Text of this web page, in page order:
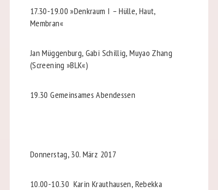
17.30-19.00 »Denkraum I – Hülle, Haut,
Membran«
Jan Müggenburg, Gabi Schillig, Muyao Zhang
(Screening »BLK«)
19.30 Gemeinsames Abendessen
Donnerstag, 30. März 2017
10.00-10.30 Karin Krauthausen, Rebekka